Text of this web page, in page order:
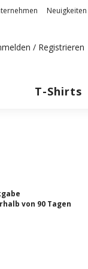
/ Registrieren
T-Shirts
von 90 Tagen